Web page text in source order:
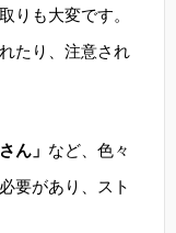
りも大変です。
たり、注意され
ん」 など、色々
要があり、スト